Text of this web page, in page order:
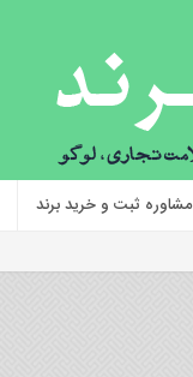
مشاوره ثبت و خرید برند